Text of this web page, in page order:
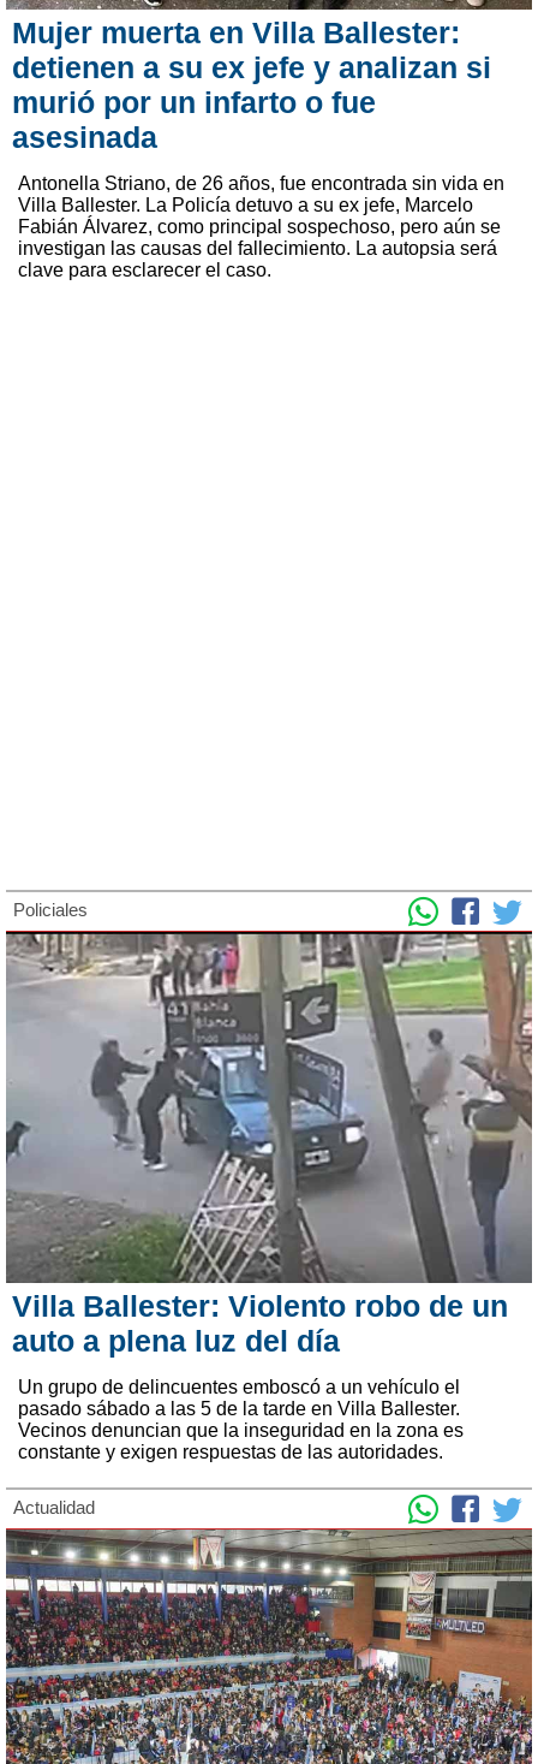
Mujer muerta en Villa Ballester:
detienen a su ex jefe y analizan si
murió por un infarto o fue
asesinada
Antonella Striano, de 26 años, fue encontrada sin vida en
Villa Ballester. La Policía detuvo a su ex jefe, Marcelo
Fabián Álvarez, como principal sospechoso, pero aún se
investigan las causas del fallecimiento. La autopsia será
clave para esclarecer el caso.
Policiales
Villa Ballester: Violento robo de un
auto a plena luz del día
Un grupo de delincuentes emboscó a un vehículo el
pasado sábado a las 5 de la tarde en Villa Ballester.
Vecinos denuncian que la inseguridad en la zona es
constante y exigen respuestas de las autoridades.
Actualidad